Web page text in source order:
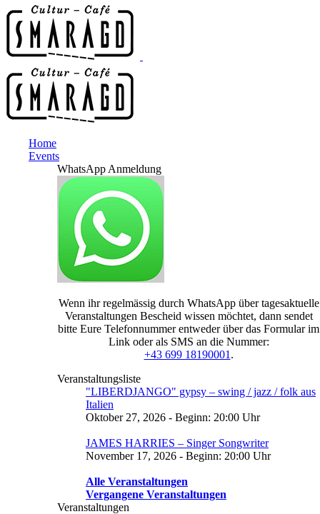
Home
Events
WhatsApp Anmeldung
Wenn ihr regelmässig durch WhatsApp über tagesaktuelle
Veranstaltungen Bescheid wissen möchtet, dann sendet
bitte Eure Telefonnummer entweder über das Formular im
Link oder als SMS an die Nummer:
+43 699 18190001 .
Veranstaltungsliste
"LIBERDJANGO" gypsy – swing / jazz / folk aus
Italien
Oktober 27, 2026 - Beginn: 20:00 Uhr
JAMES HARRIES – Singer Songwriter
November 17, 2026 - Beginn: 20:00 Uhr
Alle Veranstaltungen
Vergangene Veranstaltungen
Veranstaltungen